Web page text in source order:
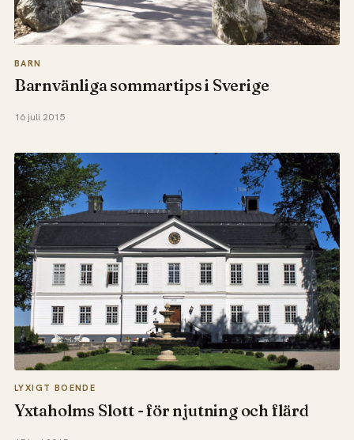
BARN
Barnvänliga sommartips i Sverige
16 juli 2015
LYXIGT BOENDE
Yxtaholms Slott - för njutning och flärd